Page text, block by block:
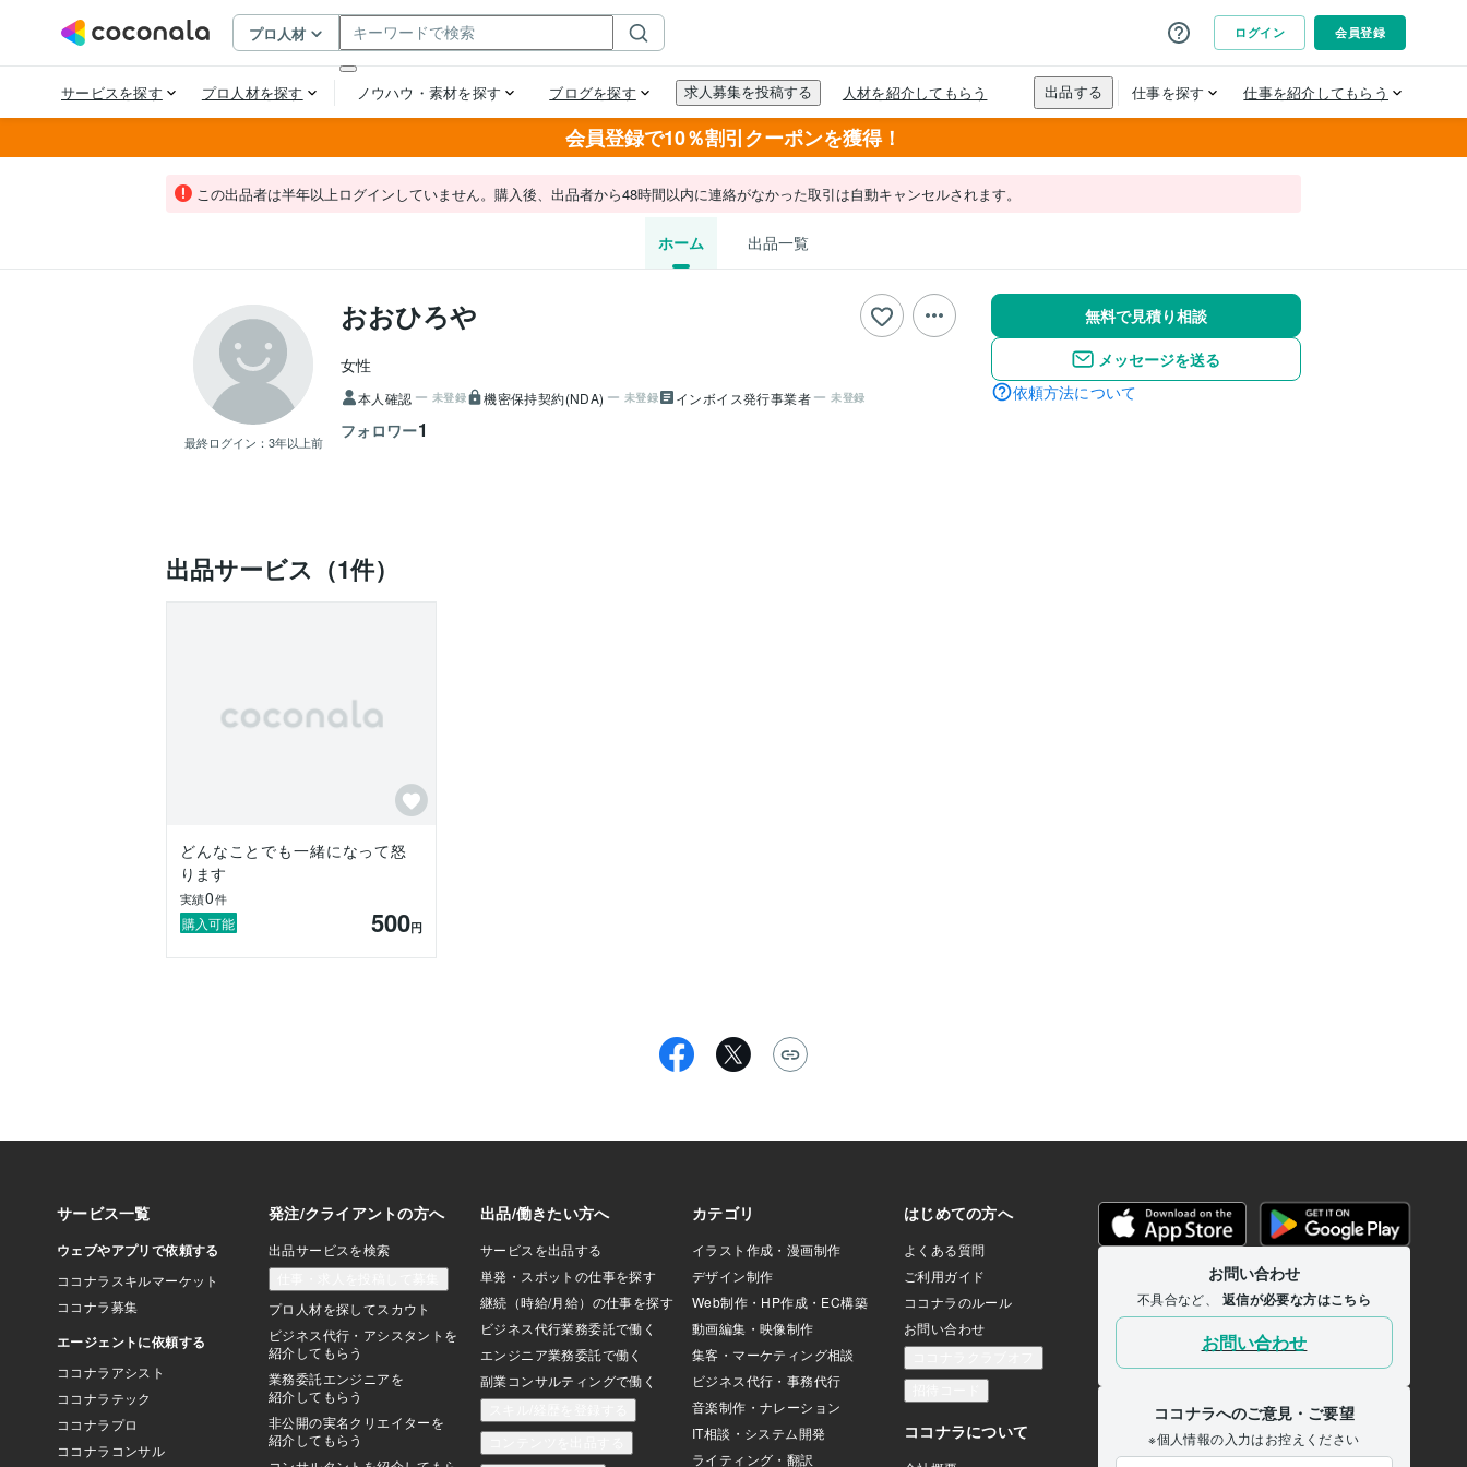
会員登録で10％割引クーポンを獲得！
この出品者は半年以上ログインしていません。購入後、出品者から48時間以内に連絡がなかった取引は自動キャンセルされます。
ホーム 出品一覧
最終ログイン： 3年以上前
おおひろや
女性
本人確認 未登録 機密保持契約(NDA) 未登録 インボイス発行事業者 未登録
フォロワー1
無料で見積り相談
メッセージを送る
依頼方法について
出品サービス（1件）
どんなことでも一緒になって怒
ります
実績0件
購入可能 500円